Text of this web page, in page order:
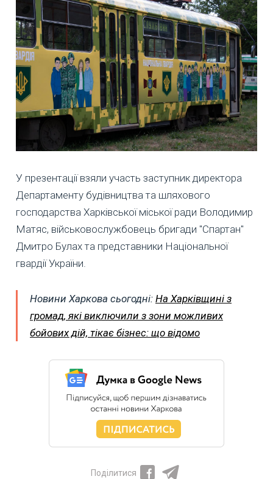
У презентації взяли участь заступник директора
Департаменту будівництва та шляхового
господарства Харківської міської ради Володимир
Матяс, військовослужбовець бригади "Спартан"
Дмитро Булах та представники Національної
гвардії України.
Новини Харкова сьогодні: На Харківщині з
громад, які виключили з зони можливих
бойових дій, тікає бізнес: що відомо
Поділитися